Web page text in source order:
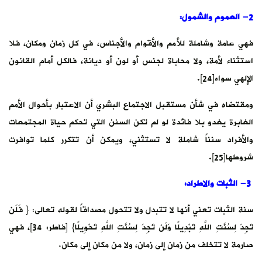
2- العموم والشمول
:
فهي عامة وشاملة للأمم والأقوام والأجناس، في كل زمان ومكان، فلا
استثناء لأمة، ولا محاباة لجنس أو لون أو ديانة، فالكل أمام القانون
الإلهي سواء[24].
ومقتضاه في شأن مستقبل الاجتماع البشري أن الاعتبار بأحوال الأمم
الغابرة يغدو بلا فائدة لو لم تكن السنن التي تحكم حياة المجتمعات
والأفراد سنناً شاملة لا تستثني، ويمكن أن تتكرر كلما توافرت
شروطها[25].
3- الثبات والاطراد:
سنة الثبات تعني أنها لا تتبدل ولا تتحول مصداقاً لقوله تعالى: { فَلَن
تَجِدَ لِسُنَّتِ اللَّهِ تَبْدِيلًا وَلَن تَجِدَ لِسُنَّتِ اللَّهِ تَحْوِيلًا} [فاطر: 34]، فهي
صارمة لا تتخلف من زمان إلى زمان، ولا من مكان إلى مكان.